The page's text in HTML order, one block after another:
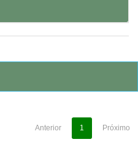
Anterior 1 Próximo